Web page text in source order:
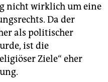
nicht wirklich um eine
Da der
als politischer
ist die
Ziele“ eher